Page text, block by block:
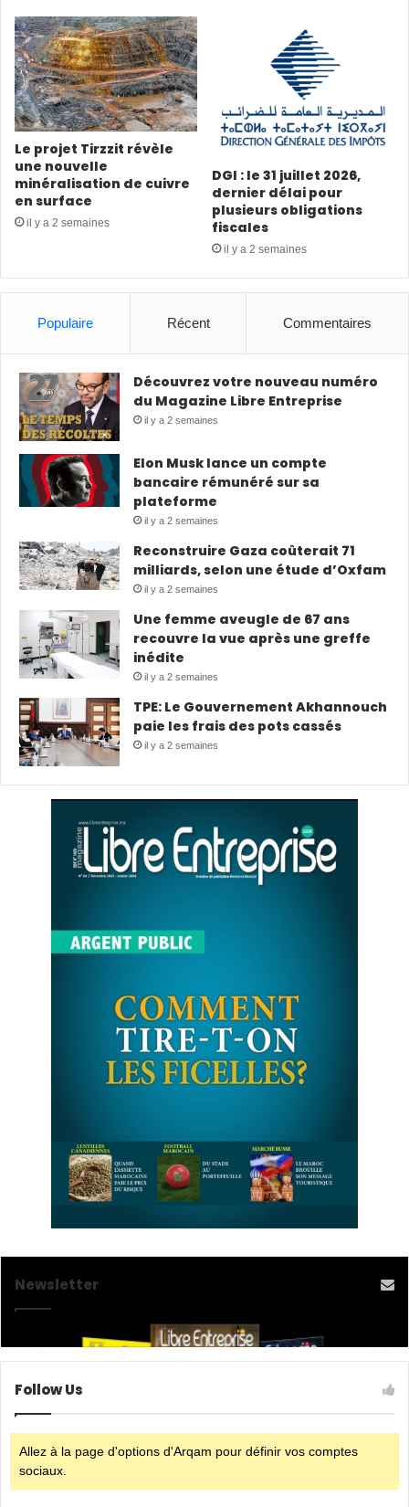
Le projet Tirzzit révèle
une nouvelle
minéralisation de cuivre
en surface
il y a 2 semaines
DGI : le 31 juillet 2026,
dernier délai pour
plusieurs obligations
fiscales
il y a 2 semaines
Populaire Récent Commentaires
Découvrez votre nouveau numéro
du Magazine Libre Entreprise
il y a 2 semaines
Elon Musk lance un compte
bancaire rémunéré sur sa
plateforme
il y a 2 semaines
Reconstruire Gaza coûterait 71
milliards, selon une étude d’Oxfam
il y a 2 semaines
Une femme aveugle de 67 ans
recouvre la vue après une greffe
inédite
il y a 2 semaines
TPE: Le Gouvernement Akhannouch
paie les frais des pots cassés
il y a 2 semaines
Newsletter
Follow Us
Allez à la page d'options d'Arqam pour définir vos comptes
sociaux.